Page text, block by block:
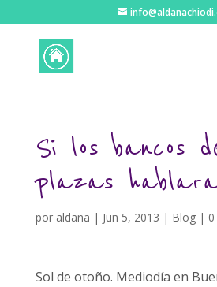
Si los bancos
plazas
por aldana | Jun 5, 2013 | Blog|
Sol de otoño. Mediodía en